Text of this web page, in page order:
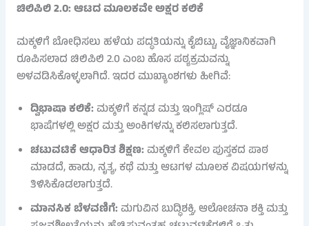
ಚಿಲಿಪಿಲಿ 2.0: ಆಟದ ಮೂಲಕವೇ ಅಕ್ಷರ ಕಲಿಕೆ
ಮಕ್ಕಳಿಗೆ ಬೋಧಿಸಲು ಹಳೆಯ ಪದ್ಧತಿಯನ್ನು ಕೈಬಿಟ್ಟು, ವೈಜ್ಞಾನಿಕವಾಗಿ
ರೂಪಿಸಲಾದ ಚಿಲಿಪಿಲಿ 2.0 ಎಂಬ ಹೊಸ ಪಠ್ಯಕ್ರಮವನ್ನು
ಅಳವಡಿಸಿಕೊಳ್ಳಲಾಗಿದೆ. ಇದರ ಮುಖ್ಯಾಂಶಗಳು ಹೀಗಿವೆ:
ದ್ವಿಭಾಷಾ ಕಲಿಕೆ:ಮಕ್ಕಳಿಗೆ ಕನ್ನಡ ಮತ್ತು ಇಂಗ್ಲಿಷ್ ಎರಡೂ
ಭಾಷೆಗಳಲ್ಲಿ ಅಕ್ಷರ ಮತ್ತು ಅಂಕಿಗಳನ್ನು ಕಲಿಸಲಾಗುತ್ತದೆ.
ಚಟುವಟಿಕೆ ಆಧಾರಿತ ಶಿಕ್ಷಣ:ಮಕ್ಕಳಿಗೆ ಕೇವಲ ಪುಸ್ತಕದ ಪಾಠ
ಮಾಡದೆ, ಹಾಡು, ನೃತ್ಯ, ಕಥೆ ಮತ್ತು ಆಟಗಳ ಮೂಲಕ ವಿಷಯಗಳನ್ನು
ತಿಳಿಸಿಕೊಡಲಾಗುತ್ತದೆ.
ಮಾನಸಿಕ ಬೆಳವಣಿಗೆ:ಮಗುವಿನ ಬುದ್ಧಿಶಕ್ತಿ, ಆಲೋಚನಾ ಶಕ್ತಿ ಮತ್ತು